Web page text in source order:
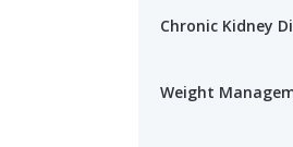
Chronic Kidney
Weight